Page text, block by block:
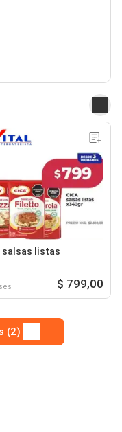
salsas listas
$ 799,00
(2)